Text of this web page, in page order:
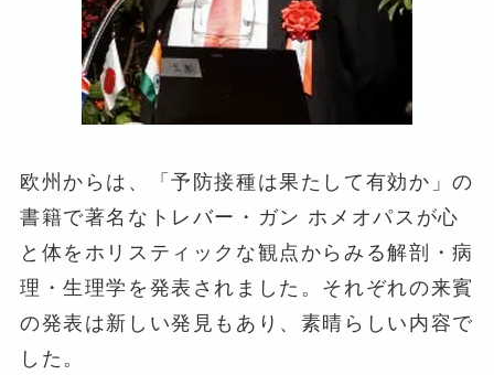
欧州からは、「予防接種は果たして有効か」の
書籍で著名なトレバー・ガン ホメオパスが心
と体をホリスティックな観点からみる解剖・病
理・生理学を発表されました。それぞれの来賓
の発表は新しい発見もあり、素晴らしい内容で
した。